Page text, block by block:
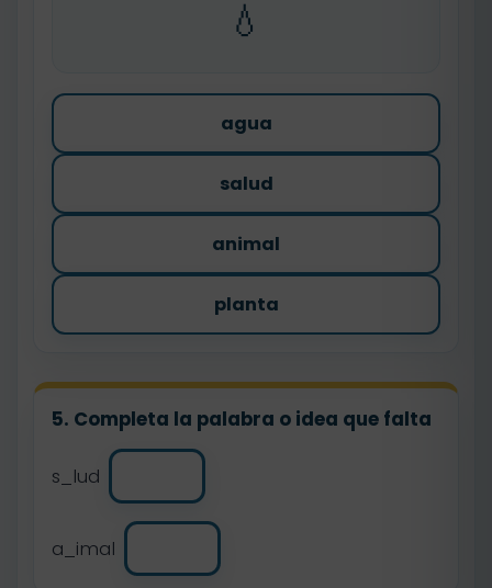
💧
agua
salud
animal
planta
5. Completa la palabra o idea que falta
s_lud
a_imal